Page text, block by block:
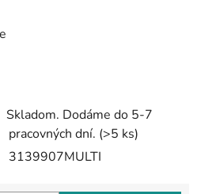
Skladom. Dodáme do 5-7
pracovných dní. (>5 ks)
3139907MULTI